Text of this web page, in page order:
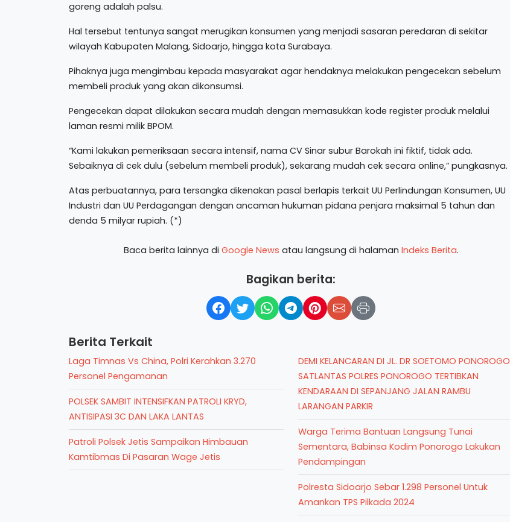
goreng adalah palsu.
Hal tersebut tentunya sangat merugikan konsumen yang menjadi sasaran peredaran di sekitar
wilayah Kabupaten Malang, Sidoarjo, hingga kota Surabaya.
Pihaknya juga mengimbau kepada masyarakat agar hendaknya melakukan pengecekan sebelum
membeli produk yang akan dikonsumsi.
Pengecekan dapat dilakukan secara mudah dengan memasukkan kode register produk melalui
laman resmi milik BPOM.
“Kami lakukan pemeriksaan secara intensif, nama CV Sinar subur Barokah ini fiktif, tidak ada.
Sebaiknya di cek dulu (sebelum membeli produk), sekarang mudah cek secara online,” pungkasnya.
Atas perbuatannya, para tersangka dikenakan pasal berlapis terkait UU Perlindungan Konsumen, UU
Industri dan UU Perdagangan dengan ancaman hukuman pidana penjara maksimal 5 tahun dan
denda 5 milyar rupiah. (*)
Baca berita lainnya di Google News atau langsung di halaman Indeks Berita.
Bagikan berita:
Berita Terkait
Laga Timnas Vs China, Polri Kerahkan 3.270
Personel Pengamanan
POLSEK SAMBIT INTENSIFKAN PATROLI KRYD,
ANTISIPASI 3C DAN LAKA LANTAS
Patroli Polsek Jetis Sampaikan Himbauan
Kamtibmas Di Pasaran Wage Jetis
DEMI KELANCARAN DI JL. DR SOETOMO PONOROGO
SATLANTAS POLRES PONOROGO TERTIBKAN
KENDARAAN DI SEPANJANG JALAN RAMBU
LARANGAN PARKIR
Warga Terima Bantuan Langsung Tunai
Sementara, Babinsa Kodim Ponorogo Lakukan
Pendampingan
Polresta Sidoarjo Sebar 1.298 Personel Untuk
Amankan TPS Pilkada 2024